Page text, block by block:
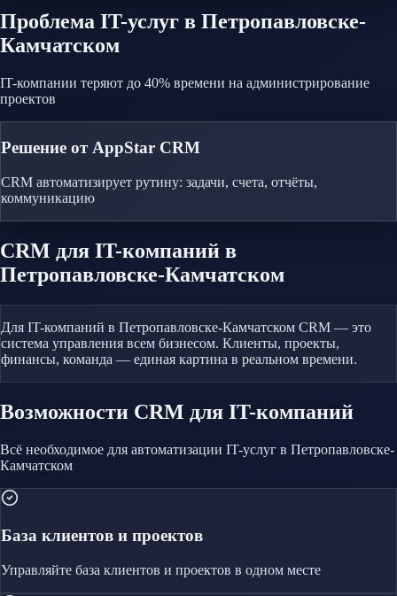
Проблема IT-услуг в Петропавловске-
Камчатском
IT-компании теряют до 40% времени на администрирование
проектов
Решение от AppStar CRM
CRM автоматизирует рутину: задачи, счета, отчёты,
коммуникацию
CRM для IT-компаний в
Петропавловске-Камчатском
Для IT-компаний в Петропавловске-Камчатском CRM — это
система управления всем бизнесом. Клиенты, проекты,
финансы, команда — единая картина в реальном времени.
Возможности CRM для IT-компаний
Всё необходимое для автоматизации IT-услуг в Петропавловске-
Камчатском
База клиентов и проектов
Управляйте база клиентов и проектов в одном месте